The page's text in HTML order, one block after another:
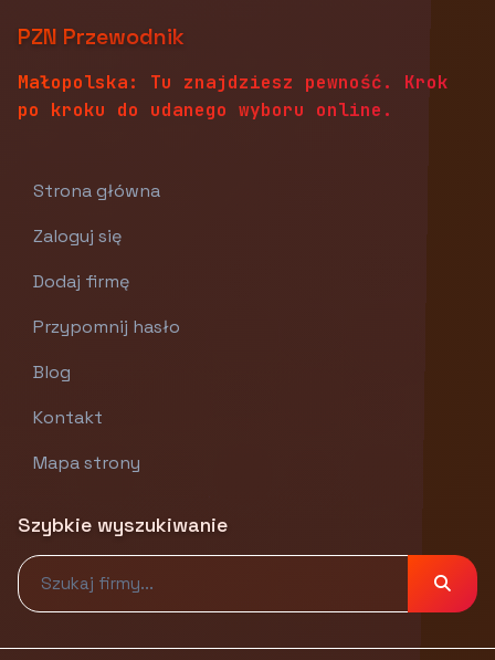
PZN Przewodnik
Małopolska: Tu znajdziesz pewność. Krok
po kroku do udanego wyboru online.
Strona główna
Zaloguj się
Dodaj firmę
Przypomnij hasło
Blog
Kontakt
Mapa strony
Szybkie wyszukiwanie